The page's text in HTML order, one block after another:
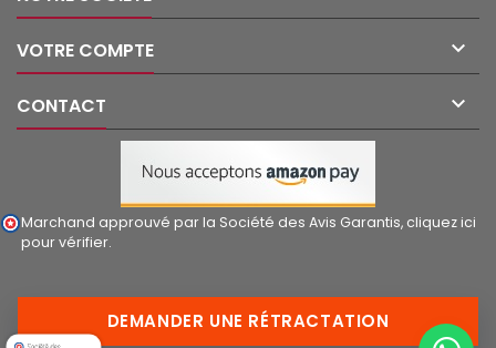
VOTRE COMPTE 
CONTACT 
Marchand approuvé par la Société des Avis Garantis, cliquez ici
pour vérifier.
DEMANDER UNE RÉTRACTATION